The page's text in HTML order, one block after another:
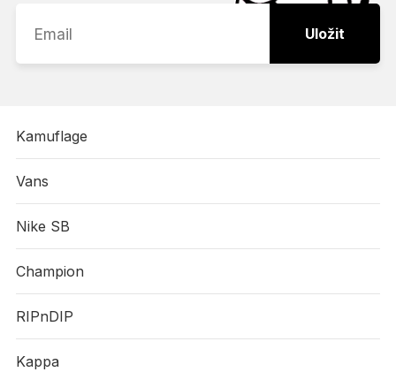
Uložit
Kamuflage
Vans
Nike SB
Champion
RIPnDIP
Kappa